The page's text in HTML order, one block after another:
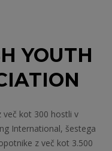
YOUTH
več kot 300 hostli v
International, šestega
z več kot 3.500